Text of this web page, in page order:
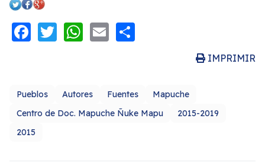
Facebook
Twitter
WhatsApp
Email
IMPRIMIR
Pueblos Autores Fuentes
Mapuche
Centro de Doc. Mapuche Ñuke Mapu
2015-2019
2015